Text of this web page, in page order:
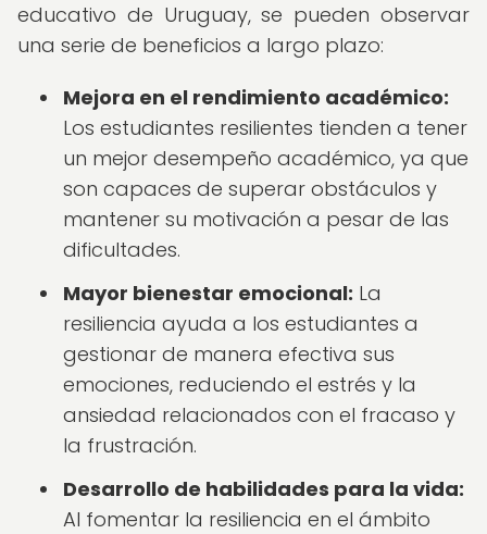
educativo de Uruguay, se pueden observar
una serie de beneficios a largo plazo:
Mejora en el rendimiento académico:
Los estudiantes resilientes tienden a tener
un mejor desempeño académico, ya que
son capaces de superar obstáculos y
mantener su motivación a pesar de las
dificultades.
Mayor bienestar emocional: La
resiliencia ayuda a los estudiantes a
gestionar de manera efectiva sus
emociones, reduciendo el estrés y la
ansiedad relacionados con el fracaso y
la frustración.
Desarrollo de habilidades para la vida:
Al fomentar la resiliencia en el ámbito